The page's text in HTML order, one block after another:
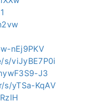
nEj9PKV
viJyBE7P0i
J3
yTSa-KqAV